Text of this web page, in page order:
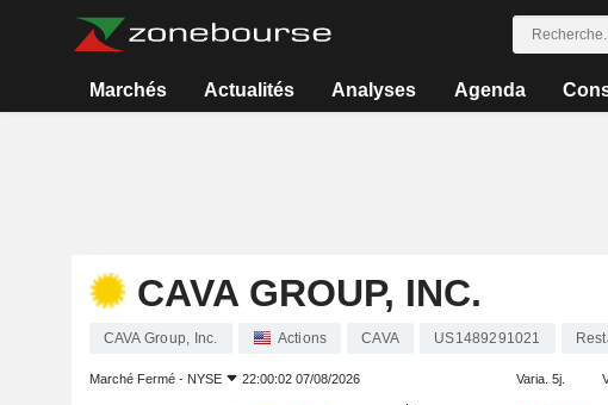
Marchés Actualités Analyses Agenda
CAVA GROUP, INC.
CAVA Group, Inc. Actions CAVA US1489291021
Marché Fermé - NYSE 22:00:02 07/08/2026 Varia. 5j.